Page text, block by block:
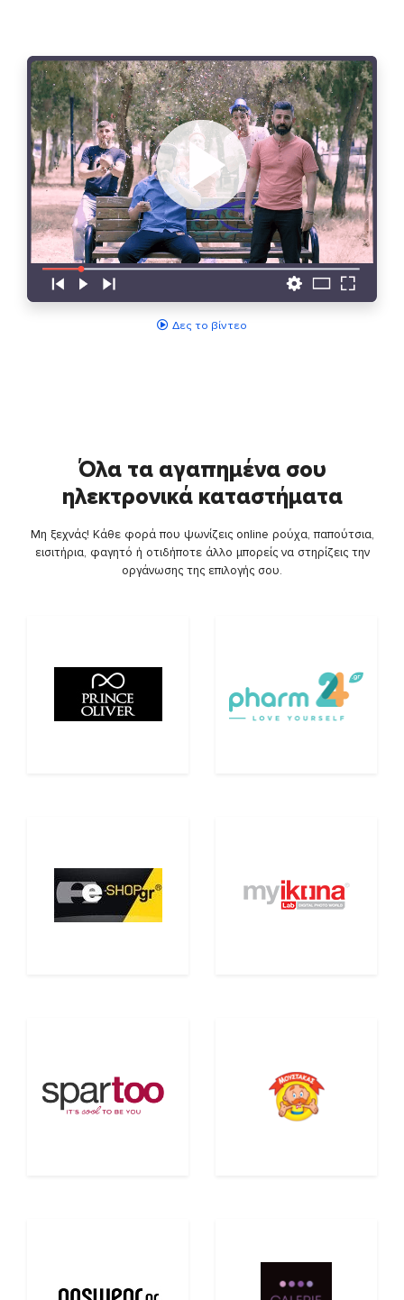
Δες το βίντεο
Όλα τα αγαπημένα σου
ηλεκτρονικά καταστήματα
Μη ξεχνάς! Κάθε φορά που ψωνίζεις online ρούχα, παπούτσια,
εισιτήρια, φαγητό ή οτιδήποτε άλλο μπορείς να στηρίζεις την
οργάνωσης της επιλογής σου.